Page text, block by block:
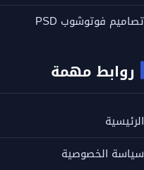
تصاميم فوتوشوب PSD
روابط مهمة
الرئيسية
سياسة الخصوصية